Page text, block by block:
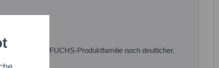
zur FUCHS-Produktfamilie noch deutlicher.